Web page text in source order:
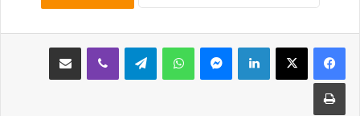
لينكدإن ماسنجر واتساب تيلقرام ڤايبر مشاركة عبر البريد
طباعة